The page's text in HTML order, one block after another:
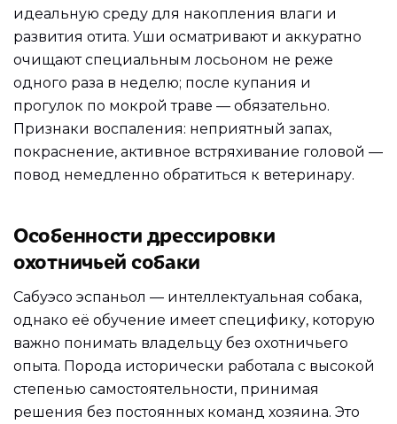
идеальную среду для накопления влаги и
развития отита. Уши осматривают и аккуратно
очищают специальным лосьоном не реже
одного раза в неделю; после купания и
прогулок по мокрой траве — обязательно.
Признаки воспаления: неприятный запах,
покраснение, активное встряхивание головой —
повод немедленно обратиться к ветеринару.
Особенности дрессировки
охотничьей собаки
Сабуэсо эспаньол — интеллектуальная собака,
однако её обучение имеет специфику, которую
важно понимать владельцу без охотничьего
опыта. Порода исторически работала с высокой
степенью самостоятельности, принимая
решения без постоянных команд хозяина. Это